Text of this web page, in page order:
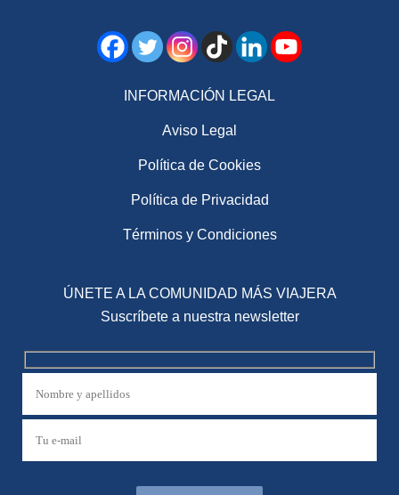
INFORMACIÓN LEGAL
Aviso Legal
Política de Cookies
Política de Privacidad
Términos y Condiciones
ÚNETE A LA COMUNIDAD MÁS VIAJERA
Suscríbete a nuestra newsletter